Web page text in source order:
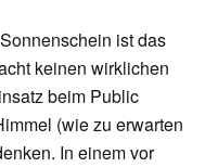
ist das
keinen wirklichen
beim Public
(wie zu erwarten
In einem vor